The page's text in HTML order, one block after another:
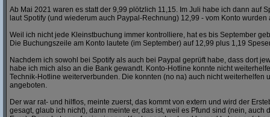
Ab Mai 2021 waren es statt der 9,99 plötzlich 11,15. Im Juli habe ich dann auf
laut Spotify (und wiederum auch Paypal-Rechnung) 12,99 - vom Konto
Weil ich nicht jede Kleinstbuchung immer kontrolliere, hat es bis September
Die Buchungszeile am Konto lautete (im September) auf 12,99 plus 1,19
Nachdem ich sowohl bei Spotify als auch bei Paypal geprüft habe, dass dort
habe ich mich also an die Bank gewandt. Konto-Hotline konnte nicht
Technik-Hotline weiterverbunden. Die konnten (no na) auch nicht weiterhelfen
angeboten.
Der war rat- und hilflos, meinte zuerst, das kommt von extern und wird der
gesagt, glaub ich nicht), dann meinte er, das ist, weil es Pfund sind (nein, auch